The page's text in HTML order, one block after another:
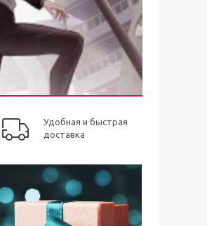
Удобная и быстрая
доставка